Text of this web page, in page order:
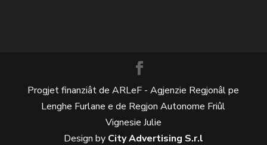
Progjet finanziât de ARLeF - Agjenzie Regjonâl pe
Lenghe Furlane e de Regjon Autonome Friûl
Vignesie Julie
Design by City Advertising S.r.l